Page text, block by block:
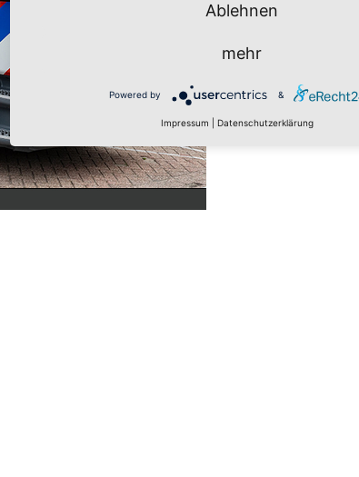
Ablehnen
mehr
Powered by &
Impressum Datenschutzerklärung